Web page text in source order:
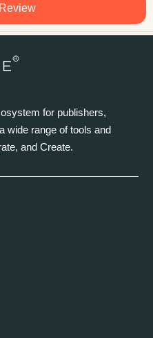
for publishers,
wide range of tools and
and Create.